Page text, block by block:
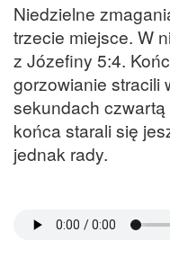
Niedzielne
trzecie miejsce. W
z Józefiny 5:4.
gorzowianie stracili
sekundach
końca starali się
jednak rady.